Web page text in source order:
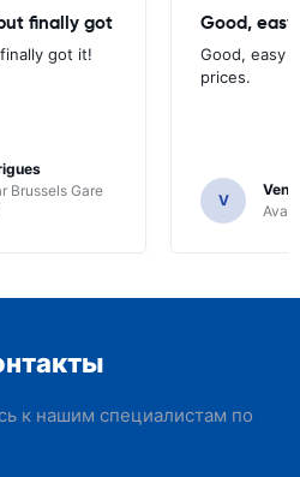
finally got
got it!
Brussels Gare
Good,
Good, easy
prices.
V
к нашим специалистам по